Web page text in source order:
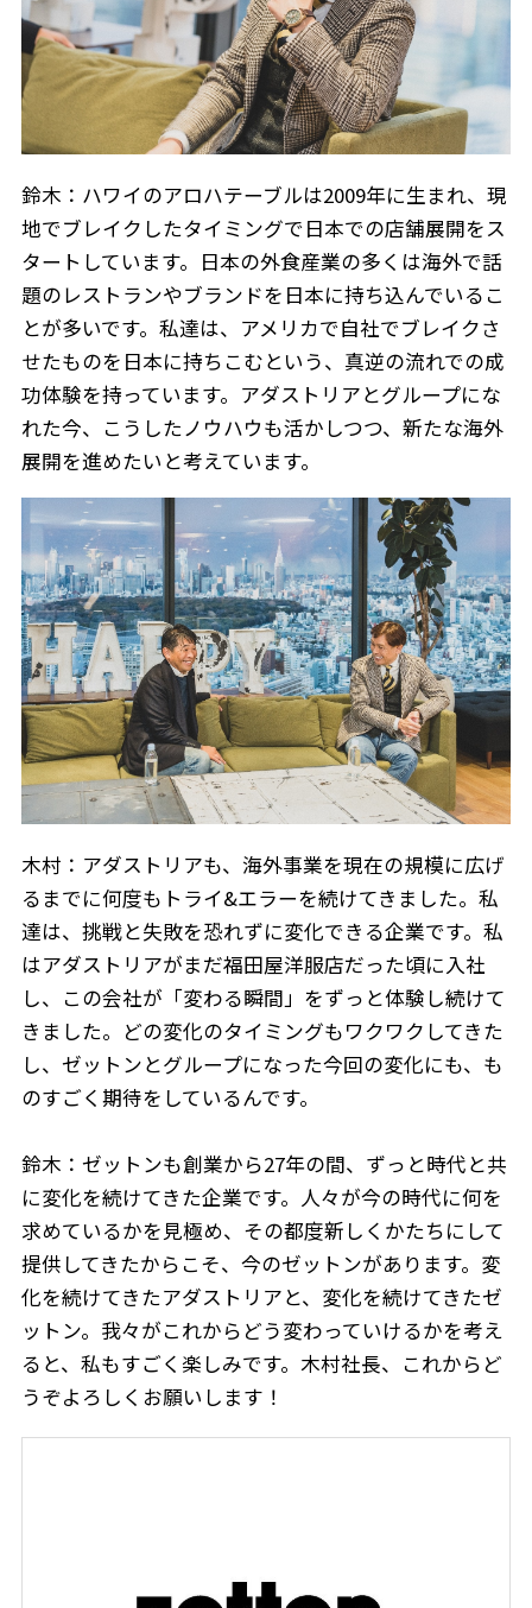
鈴木：ハワイのアロハテーブルは2009年に生まれ、現
地でブレイクしたタイミングで日本での店舗展開をス
タートしています。日本の外食産業の多くは海外で話
題のレストランやブランドを日本に持ち込んでいるこ
とが多いです。私達は、アメリカで自社でブレイクさ
せたものを日本に持ちこむという、真逆の流れでの成
功体験を持っています。アダストリアとグループにな
れた今、こうしたノウハウも活かしつつ、新たな海外
展開を進めたいと考えています。
木村：アダストリアも、海外事業を現在の規模に広げ
るまでに何度もトライ&エラーを続けてきました。私
達は、挑戦と失敗を恐れずに変化できる企業です。私
はアダストリアがまだ福田屋洋服店だった頃に入社
し、この会社が「変わる瞬間」をずっと体験し続けて
きました。どの変化のタイミングもワクワクしてきた
し、ゼットンとグループになった今回の変化にも、も
のすごく期待をしているんです。
鈴木：ゼットンも創業から27年の間、ずっと時代と共
に変化を続けてきた企業です。人々が今の時代に何を
求めているかを見極め、その都度新しくかたちにして
提供してきたからこそ、今のゼットンがあります。変
化を続けてきたアダストリアと、変化を続けてきたゼ
ットン。我々がこれからどう変わっていけるかを考え
ると、私もすごく楽しみです。木村社長、これからど
うぞよろしくお願いします！